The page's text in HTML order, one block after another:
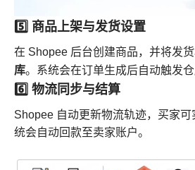
5️⃣ 商品上架与发货设置
在 Shopee 后台创建商品，并将发
库。系统会在订单生成后自动触发仓
6️⃣ 物流同步与结算
Shopee 自动更新物流轨迹，买家
统会自动回款至卖家账户。